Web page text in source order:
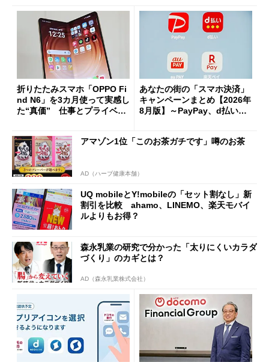
折りたたみスマホ「OPPO Fi
nd N6」を3カ月使って実感し
た“真価” 仕事とプライベー
あなたの街の「スマホ決済」
キャンペーンまとめ【2026年
8月版】～PayPay、d払い、a
アマゾン1位「このお茶ガチです」噂のお茶
AD（ハーブ健康本舗）
UQ mobileとY!mobileの「セット割なし」新
割引を比較 ahamo、LINEMO、楽天モバイ
ルよりもお得？
森永乳業の研究で分かった「太りにくいカラダ
づくり」のカギとは？
AD（森永乳業株式会社）